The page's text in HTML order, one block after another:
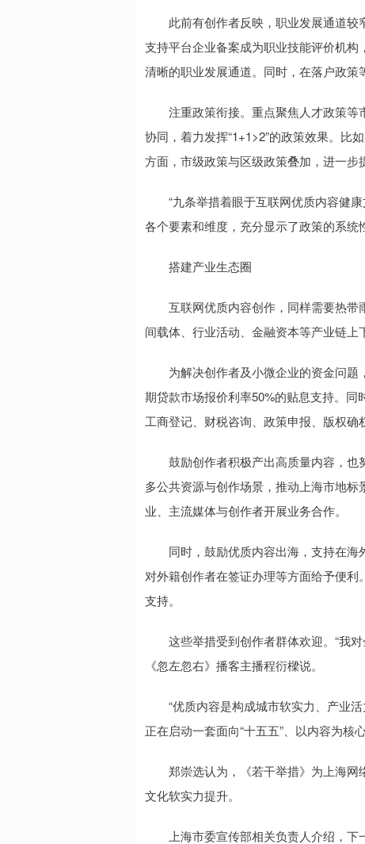
此前有创作者反映，职业发展通道较
支持平台企业备案成为职业技能评价机
清晰的职业发展通道。同时，在落户政策
注重政策衔接。重点聚焦人才政策等
协同，着力发挥“1+1>2”的政策效果。比
方面，市级政策与区级政策叠加，进一步
“九条举措着眼于互联网优质内容健康
各个要素和维度，充分显示了政策的系统
搭建产业生态圈
互联网优质内容创作，同样需要热带
间载体、行业活动、金融资本等产业链上
为解决创作者及小微企业的资金问题
期贷款市场报价利率50%的贴息支持。
工商登记、财税咨询、政策申报、版权确
鼓励创作者积极产出高质量内容，也
多公共资源与创作场景，推动上海市地
业、主流媒体与创作者开展业务合作。
同时，鼓励优质内容出海，支持在海
对外籍创作者在签证办理等方面给予便
支持。
这些举措受到创作者群体欢迎。“我对
《忽左忽右》播客主播程衍樑说。
“优质内容是构成城市软实力、产业活
正在启动一套面向“十五五”、以内容为核
郑崇选认为，《若干举措》为上海网
文化软实力提升。
上海市委宣传部相关负责人介绍，下